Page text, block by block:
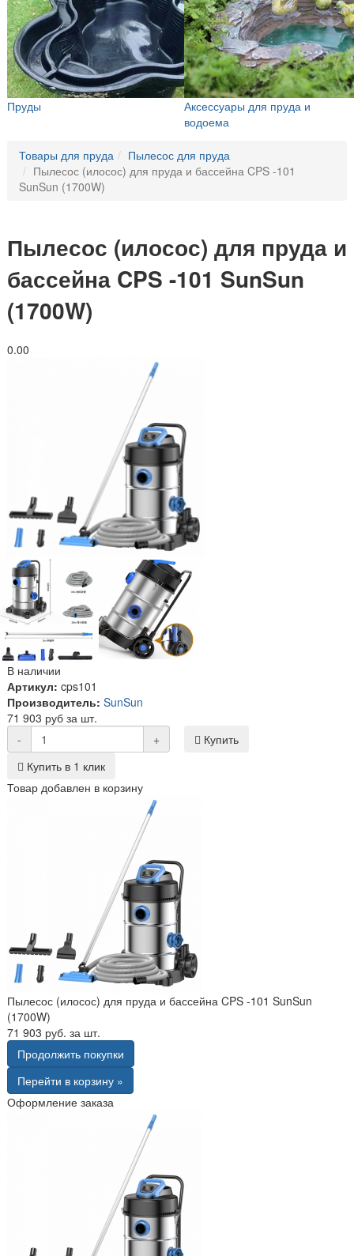
Пруды
Аксессуары для пруда и
водоема
Товары для пруда
Пылесос для пруда
Пылесос (илосос) для пруда и бассейна CPS -101
SunSun (1700W)
Пылесос (илосос) для пруда и
бассейна CPS -101 SunSun
(1700W)
0.00
В наличии
Артикул: cps101
Производитель: SunSun
71 903 руб за шт.
-
+
Купить
Купить в 1 клик
Товар добавлен в корзину
Пылесос (илосос) для пруда и бассейна CPS -101 SunSun
(1700W)
71 903 руб. за шт.
Продолжить покупки
Перейти в корзину »
Оформление заказа